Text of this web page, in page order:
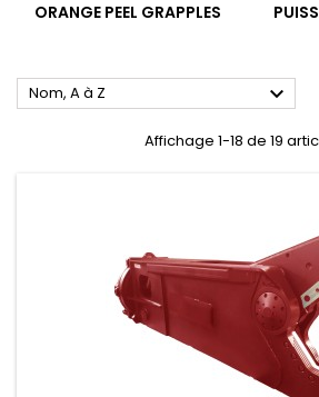
ORANGE PEEL GRAPPLES
Nom, A à Z 
Affichage 1-18 de 19